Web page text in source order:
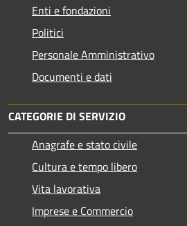
Enti e fondazioni
Politici
Personale Amministrativo
Documenti e dati
CATEGORIE DI SERVIZIO
Anagrafe e stato civile
Cultura e tempo libero
Vita lavorativa
Imprese e Commercio